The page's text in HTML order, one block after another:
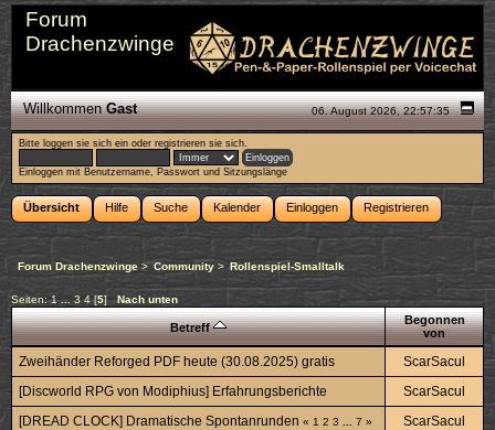
Forum
Drachenzwinge
06. August 2026, 22:57:35
WillkommenGast
Bitte loggen sie sich ein oderregistrieren sie sich.
Einloggen mit Benutzername, Passwort und Sitzungslänge
Übersicht Hilfe Suche Kalender Einloggen Registrieren
Forum Drachenzwinge > Community> Rollenspiel-Smalltalk
Seiten:1 ... 3 4[5]Nach unten
Betreff
Begonnen
von
Zweihänder Reforged PDF heute (30.08.2025) gratis
ScarSacul
[Discworld RPG von Modiphius] Erfahrungsberichte
ScarSacul
[DREAD CLOCK] Dramatische Spontanrunden « 1 2 3 7 »
ScarSacul